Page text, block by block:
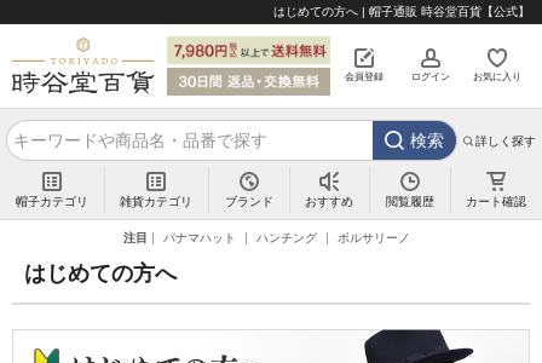
はじめての方へ | 帽子通販 時谷堂百貨【公式】
会員登録 ログイン お気に入り
検索 詳しく探す
帽子カテゴリ 雑貨カテゴリ ブランド おすすめ 閲覧履歴 カート確認
注目 パナマハット ハンチング ボルサリーノ
はじめての方へ